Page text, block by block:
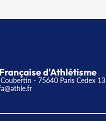
d'Athlétisme
- 75640 Paris Cedex 13